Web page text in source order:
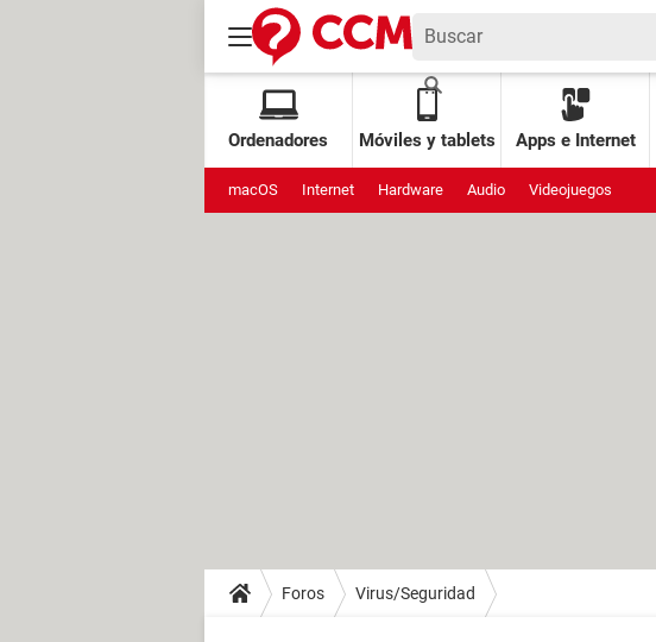
Ordenadores Móviles y tablets Apps e Internet
macOS Internet Hardware Audio Videojuegos
Foros Virus/Seguridad